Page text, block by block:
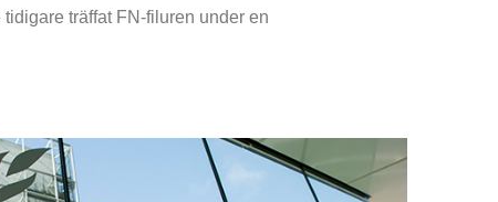
träffat FN-filuren under en